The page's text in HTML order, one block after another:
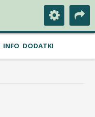
INFO DODATKI